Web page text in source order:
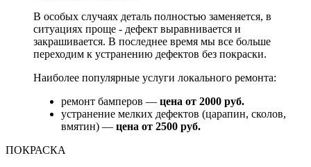
В особых случаях деталь полностью заменяется, в
ситуациях проще - дефект выравнивается и
закрашивается. В последнее время мы все больше
переходим к устранению дефектов без покраски.
Наиболее популярные услуги локального ремонта:
ремонт бамперов — цена от 2000 руб.
устранение мелких дефектов (царапин, сколов,
вмятин) — цена от 2500 руб.
ПОКРАСКА